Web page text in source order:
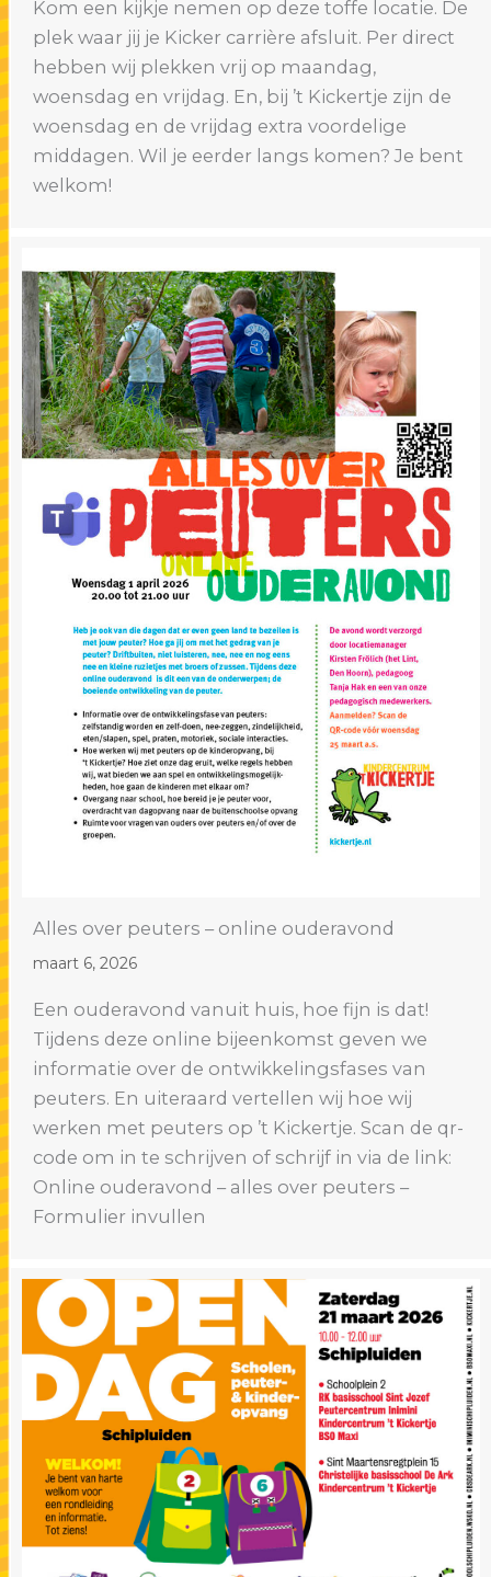
Kom een kijkje nemen op deze toffe locatie. De
plek waar jij je Kicker carrière afsluit. Per direct
hebben wij plekken vrij op maandag,
woensdag en vrijdag. En, bij ’t Kickertje zijn de
woensdag en de vrijdag extra voordelige
middagen. Wil je eerder langs komen? Je bent
welkom!
Alles over peuters – online ouderavond
maart 6, 2026
Een ouderavond vanuit huis, hoe fijn is dat!
Tijdens deze online bijeenkomst geven we
informatie over de ontwikkelingsfases van
peuters. En uiteraard vertellen wij hoe wij
werken met peuters op ’t Kickertje. Scan de qr-
code om in te schrijven of schrijf in via de link:
Online ouderavond – alles over peuters –
Formulier invullen